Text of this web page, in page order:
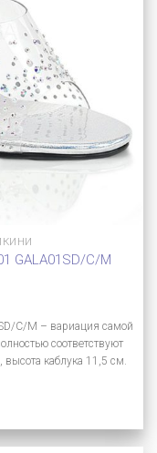
GALA01SD/C/M
C/M – вариация самой
соответствуют
каблука 11,5 см.